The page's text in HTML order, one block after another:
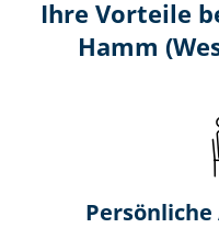
Ihre Vorteile
Hamm